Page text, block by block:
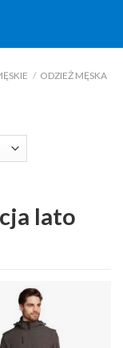
/ ODZIEŻ MĘSKA
lato